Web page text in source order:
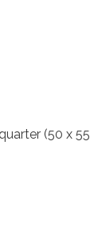
(50 x 55